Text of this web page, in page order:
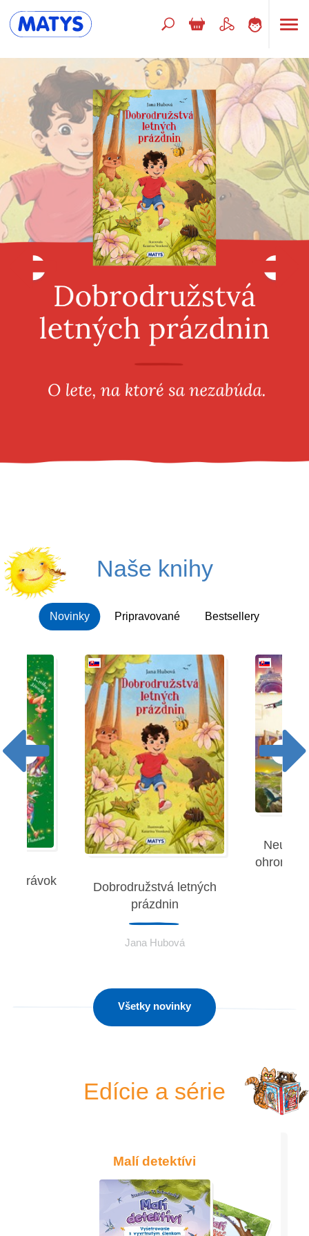
Beletria pre deti
Doplnkový sortiment
Jazyky
Poézia
Populárno - náučné pre deti
Predškoláci
Výchova a pedagogika
Všetky kategórie
Naše knihy
Novinky Pripravované Bestsellery
Dobrodružstvá letných
prázdnin
Jana Hubová
Všetky novinky
Edície a série
Malí detektívi